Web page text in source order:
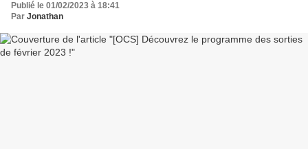
Publié le 01/02/2023 à 18:41
Par Jonathan